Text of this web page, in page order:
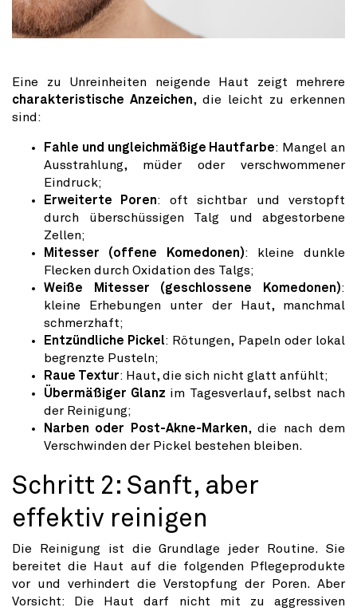
Eine zu Unreinheiten neigende Haut zeigt mehrere
charakteristische Anzeichen, die leicht zu erkennen
sind:
Fahle und ungleichmäßige Hautfarbe: Mangel an
Ausstrahlung, müder oder verschwommener
Eindruck;
Erweiterte Poren: oft sichtbar und verstopft
durch überschüssigen Talg und abgestorbene
Zellen;
Mitesser (offene Komedonen): kleine dunkle
Flecken durch Oxidation des Talgs;
Weiße Mitesser (geschlossene Komedonen):
kleine Erhebungen unter der Haut, manchmal
schmerzhaft;
Entzündliche Pickel: Rötungen, Papeln oder lokal
begrenzte Pusteln;
Raue Textur: Haut, die sich nicht glatt anfühlt;
Übermäßiger Glanz im Tagesverlauf, selbst nach
der Reinigung;
Narben oder Post-Akne-Marken, die nach dem
Verschwinden der Pickel bestehen bleiben.
Schritt 2: Sanft, aber
effektiv reinigen
Die Reinigung ist die Grundlage jeder Routine. Sie
bereitet die Haut auf die folgenden Pflegeprodukte
vor und verhindert die Verstopfung der Poren. Aber
Vorsicht: Die Haut darf nicht mit zu aggressiven